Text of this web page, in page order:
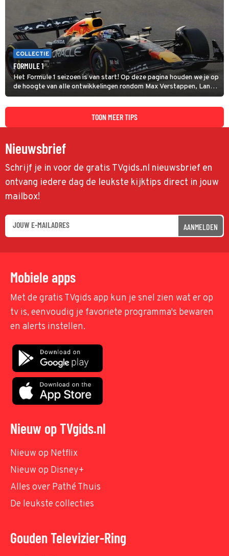
COLLECTIE
FORMULE 1
Het Formule 1 seizoen is van start! Op deze pagina houden we je op
de hoogte van alle ontwikkelingen rondom Max Verstappen, Lando
Norris en alle andere coureurs en GP's.
TOON MEER TIPS
Nieuwsbrief
Schrijf je in voor de gratis TVgids.nl nieuwsbrief en
ontvang iedere dag de leukste kijktips direct in jouw
mailbox!
AANMELDEN
Mobiele apps
Met de gratis TVgids app kun je snel zien wat er op
tv is, eenvoudig je favoriete programma's bewaren
en alerts instellen.
Nieuw op TVgids.nl
Nieuw op Netflix
Nieuw op Disney+
Alles over Pathé Thuis
De leukste collecties
Gouden Televizier-Ring